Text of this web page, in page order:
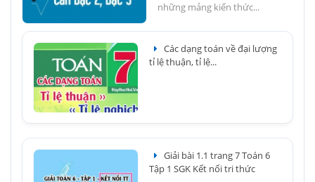
những mảng kiến thức...
Các dạng toán về đại lượng
tỉ lệ thuận, tỉ lệ...
Giải bài 1.1 trang 7 Toán 6
Tập 1 SGK Kết nối tri thức